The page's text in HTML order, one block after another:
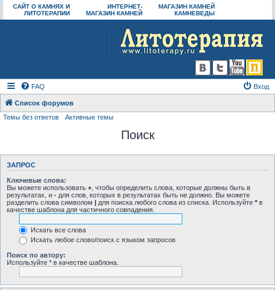
САЙТ О КАМНЯХ И
ЛИТОТЕРАПИИ
ИНТЕРНЕТ-
МАГАЗИН КАМНЕЙ
МАГАЗИН КАМНЕЙ
КАМНЕВЕДЫ
FAQ Вход
Список форумов
Темы без ответов
Активные темы
Поиск
ЗАПРОС
Ключевые слова:
Вы можете использовать + , чтобы определить слова, которые должны быть в
результатах, и - для слов, которых в результатах быть не должно. Вы можете
разделить слова символом | для поиска любого слова из списка. Используйте * в
качестве шаблона для частичного совпадения.
Искать все слова
Искать любое слово/поиск с языком запросов
Поиск по автору:
Используйте * в качестве шаблона.